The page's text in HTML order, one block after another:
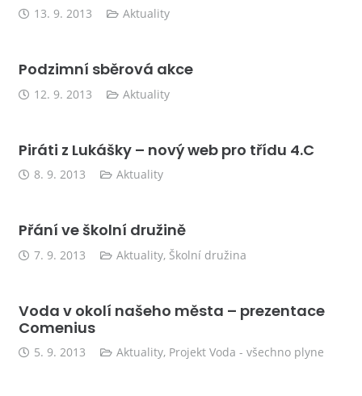
13. 9. 2013 Aktuality
Podzimní sběrová akce
12. 9. 2013 Aktuality
Piráti z Lukášky – nový web pro třídu 4.C
8. 9. 2013 Aktuality
Přání ve školní družině
7. 9. 2013 Aktuality, Školní družina
Voda v okolí našeho města – prezentace
Comenius
5. 9. 2013 Aktuality, Projekt Voda - všechno plyne